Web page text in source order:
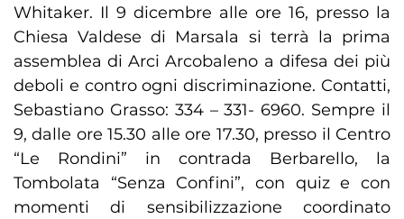
Whitaker. Il 9 dicembre alle ore 16, presso la
Chiesa Valdese di Marsala si terrà la prima
assemblea di Arci Arcobaleno a difesa dei più
deboli e contro ogni discriminazione. Contatti,
Sebastiano Grasso: 334 – 331- 6960. Sempre il
9, dalle ore 15.30 alle ore 17.30, presso il Centro
“Le Rondini” in contrada Berbarello, la
Tombolata “Senza Confini”, con quiz e con
momenti di sensibilizzazione coordinato